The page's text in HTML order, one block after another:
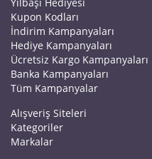
Kupon Kodları
İndirim Kampanyaları
Hediye Kampanyaları
Ücretsiz Kargo Kampanyaları
Banka Kampanyaları
Tüm Kampanyalar
Alışveriş Siteleri
Kategoriler
Markalar